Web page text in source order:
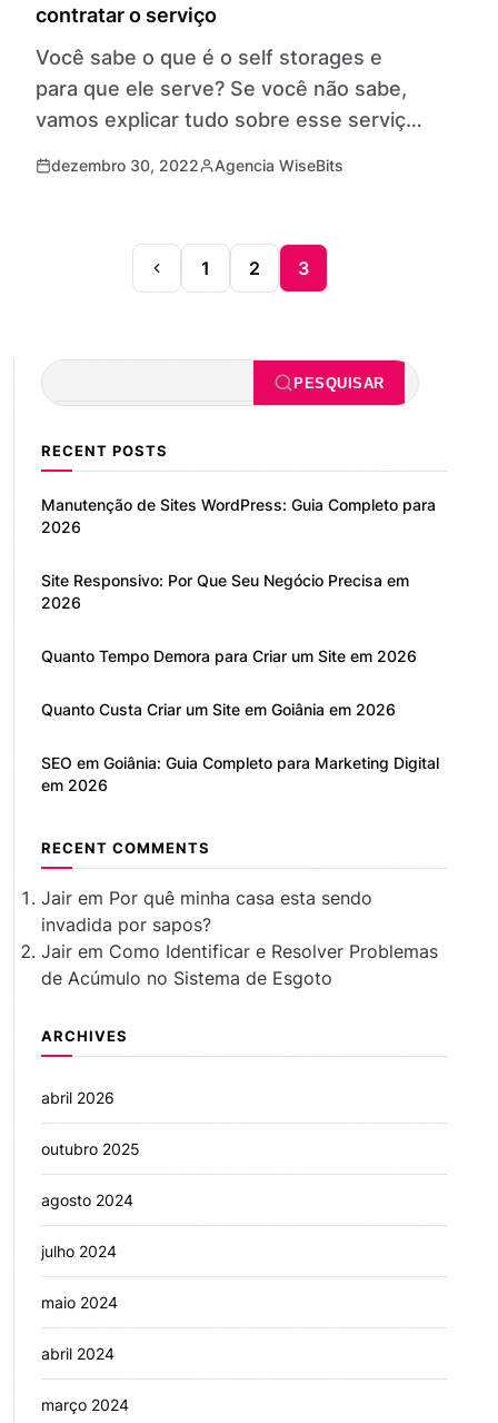
contratar o serviço
Você sabe o que é o self storages e
para que ele serve? Se você não sabe,
vamos explicar tudo sobre esse serviço
dezembro 30, 2022 Agencia WiseBits
1 2 3
Pesquisar PESQUISAR
RECENT POSTS
Manutenção de Sites WordPress: Guia Completo para
2026
Site Responsivo: Por Que Seu Negócio Precisa em
2026
Quanto Tempo Demora para Criar um Site em 2026
Quanto Custa Criar um Site em Goiânia em 2026
SEO em Goiânia: Guia Completo para Marketing Digital
em 2026
RECENT COMMENTS
Jair em Por quê minha casa esta sendo
invadida por sapos?
Jair em Como Identificar e Resolver Problemas
de Acúmulo no Sistema de Esgoto
ARCHIVES
abril 2026
outubro 2025
agosto 2024
julho 2024
maio 2024
abril 2024
março 2024